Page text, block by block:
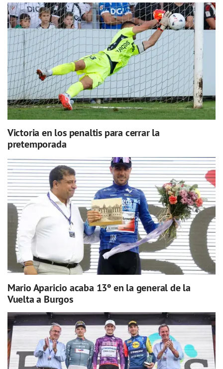
Victoria en los penaltis para cerrar la
pretemporada
Mario Aparicio acaba 13º en la general de la
Vuelta a Burgos